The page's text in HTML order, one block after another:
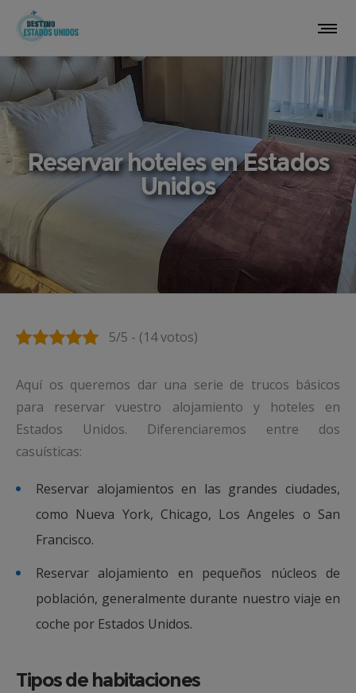
Reservar hoteles en Estados
Unidos
5/5 - (14 votos)
Aquí os queremos dar una serie de trucos básicos
para reservar vuestro alojamiento y hoteles en
Estados Unidos. Diferenciaremos entre dos
casuísticas:
Reservar alojamientos en las grandes ciudades,
como Nueva York, Chicago, Los Angeles o San
Francisco.
Reservar alojamiento en pequeños núcleos de
población, generalmente durante nuestro viaje en
coche por Estados Unidos.
Tipos de habitaciones